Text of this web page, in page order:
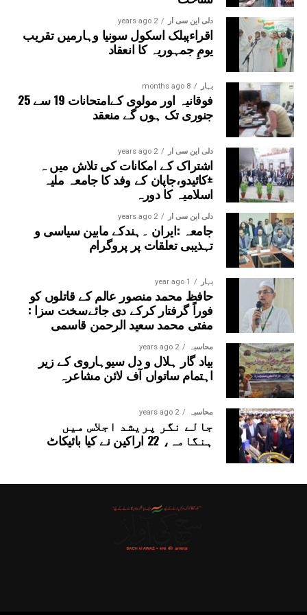
دلی این سی آر 2 years ago
اقراءپبلک اسکول سونیا وہارمیں تقریب
یومِ جمہوریہ کا انعقاد
بہار 8 months ago
فوقانیہ اور مولوی کےامتحانات 19 سے 25
جنوری تک ہوں گے منعقد
دلی این سی آر 2 years ago
اشتراک کے امکانات کی تلاش میں ہ
±کائیدو،جاپان کے وفد کا جامعہ ملیہ
اسلامیہ کا دورہ
دلی این سی آر 2 years ago
جامعہ :ایران ۔ہندکے مابین سیاسی و
تہذیبی تعلقات پر پروگرام
بہار 1 year ago
حافظ محمد منصور عالم کے قاتلوں کو
فوراً گرفتار کرکے دی جائےسخت سزا :
مفتی محمد سعید الرحمن قاسمی
محاسبہ 2 years ago
بیاد گار ہلال و دل سیوہاروی کے زیر
اہتمام ساتواں آف لائن مشاعرہ
محاسبہ 2 years ago
جالے نگر پریشد اجلاس میں
ہنگامہ، 22 اراکین نے کیا بائیکاٹ